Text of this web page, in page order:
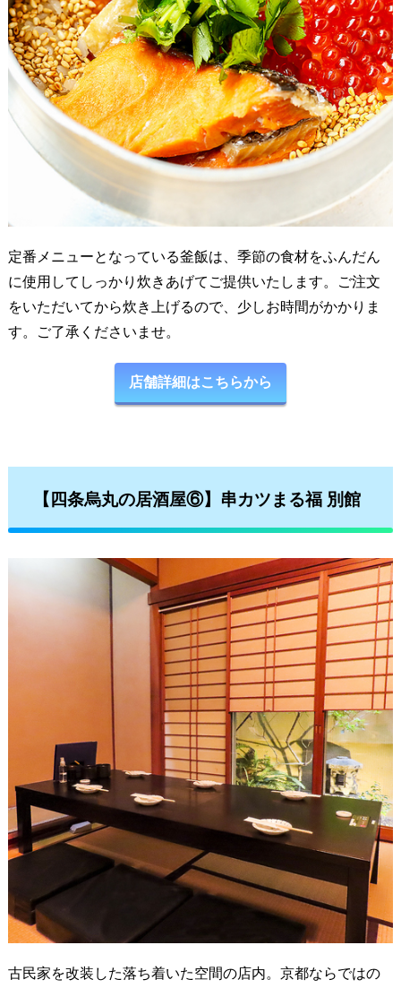
定番メニューとなっている釜飯は、季節の食材をふんだん
に使用してしっかり炊きあげてご提供いたします。ご注文
をいただいてから炊き上げるので、少しお時間がかかりま
す。ご了承くださいませ。
店舗詳細はこちらから
【四条烏丸の居酒屋⑥】串カツまる福 別館
古民家を改装した落ち着いた空間の店内。京都ならではの